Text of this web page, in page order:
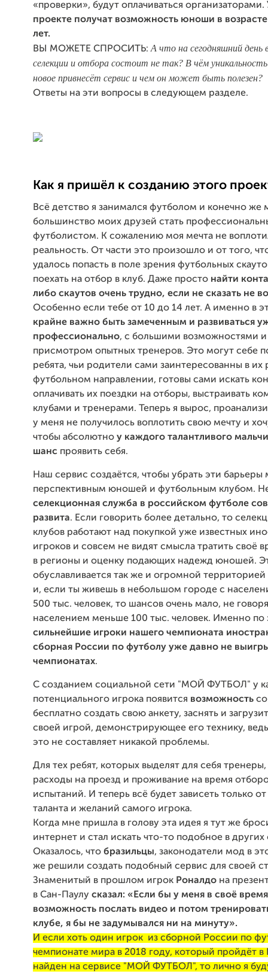
«проверки», будут оплачиваться организаторами.
проекте получат возможность юноши в
лет.
ВЫ МОЖЕТЕ СПРОСИТЬ:А что на сегодняшний день
селекции и отбора состоит не так? В чём
новое привнесёт сервис и чем он может быть полезен?
Ответы на эти вопросы в следующем разделе.
Как я пришёл к созданию этого
Всё детство я занимался футболом и конечно же
большинство моих друзей стать
футболистом. К сожалению моя мечта не
реальность. От части это произошло и от того,
удалось попасть в поле зрения футбольных
поехать на отбор в клуб. Даже просто найти
либо скаутов очень трудно, если не сказать не
Особенно если тебе от 10 до 14 лет. А именно в
крайне важно быть замеченным и развиваться
профессионально, с большими возможностями
присмотром опытных тренеров. Это могут себе
ребята, чьи родители сами заинтересованны в их
футбольном направлении, готовы сами искать
оплачивать их поездки на отборы, выстраивать
клубами и тренерами. Теперь я вырос,
у меня не получилось воплотить свою мечту и
чтобы абсолютно у каждого талантливого
шанс проявить себя.
Наш сервис создаётся, чтобы убрать эти
перспективным юношей и футбольным клубом. Не
селекционная служба в российском футболе
развита. Если говорить более детально, то
клубов работают над покупкой уже известных
игроков и совсем не видят смысла тратить своё
в регионы и оценку подающих надежд юношей.
обуславливается так же и огромной
и, если ты живешь в небольшом городе с
500 тыс. человек, то шансов очень мало, не
населением меньше 100 тыс. человек. Именно
сильнейшие игроки нашего чемпионата
сборная России по футболу уже давно не
чемпионатах.
С созданием социальной сети "МОЙ ФУТБОЛ" у
потенциального игрока появится возможность
бесплатно создать свою анкету, заснять и
своей игрой, демонстрирующее его технику,
это не составляет никакой проблемы.
Для тех ребят, которых выделят для себя тренеры,
расходы на проезд и проживание на время
испытаний. И теперь всё будет зависеть только
таланта и желаний самого игрока.
Когда мне пришла в голову эта идея я тут же
интернет и стал искать что-то подобное в других
Оказалось, что бразильцы, законодатели мод в
же решили создать подобный сервис для своей
Знаменитый в прошлом игрок Роналдо на
в Сан-Паулу сказал: «Если бы у меня в своё
возможность послать видео и потом
клубе, я бы не задумывался ни на минуту».
И если хоть один игрок из сборной России по
чемпионате мира в 2018 году, который пройдёт в
найден на сервисе "МОЙ ФУТБОЛ", то лично я